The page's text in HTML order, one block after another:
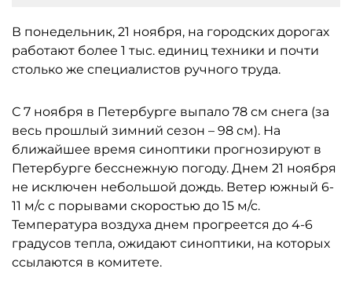
В понедельник, 21 ноября, на городских дорогах
работают более 1 тыс. единиц техники и почти
столько же специалистов ручного труда.
С 7 ноября в Петербурге выпало 78 см снега (за
весь прошлый зимний сезон – 98 см). На
ближайшее время синоптики прогнозируют в
Петербурге бесснежную погоду. Днем 21 ноября
не исключен небольшой дождь. Ветер южный 6-
11 м/с с порывами скоростью до 15 м/с.
Температура воздуха днем прогреется до 4-6
градусов тепла, ожидают синоптики, на которых
ссылаются в комитете.